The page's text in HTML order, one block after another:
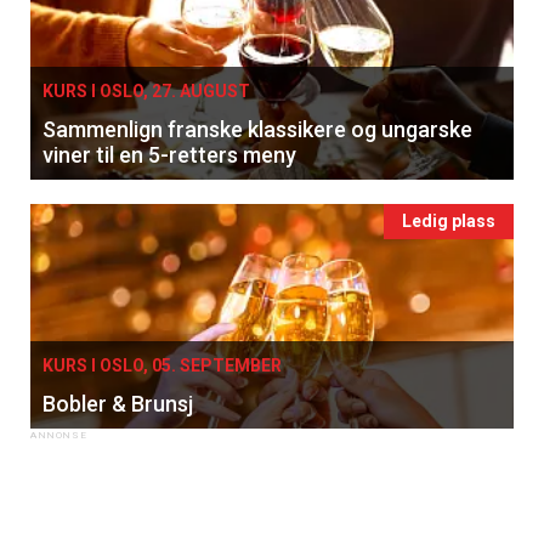
KURS I OSLO, 27. AUGUST
Sammenlign franske klassikere og ungarske
viner til en 5-retters meny
Ledig plass
KURS I OSLO, 05. SEPTEMBER
Bobler & Brunsj